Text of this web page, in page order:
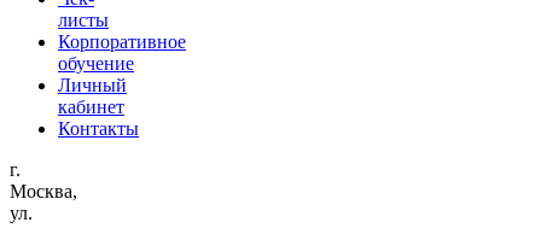
листы
Корпоративное
обучение
Личный
кабинет
Контакты
г.
Москва,
ул.